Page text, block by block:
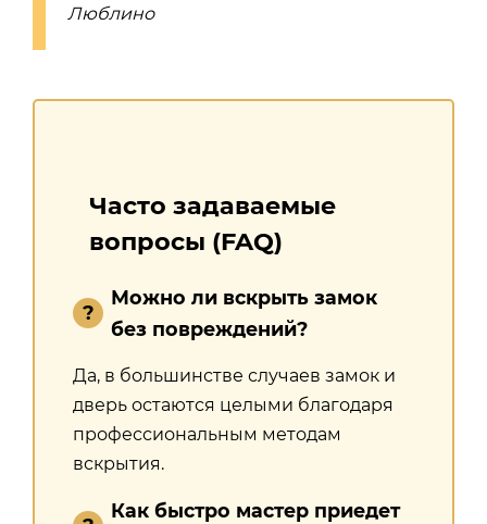
Люблино
Часто задаваемые
вопросы (FAQ)
Можно ли вскрыть замок
без повреждений?
Да, в большинстве случаев замок и
дверь остаются целыми благодаря
профессиональным методам
вскрытия.
Как быстро мастер приедет